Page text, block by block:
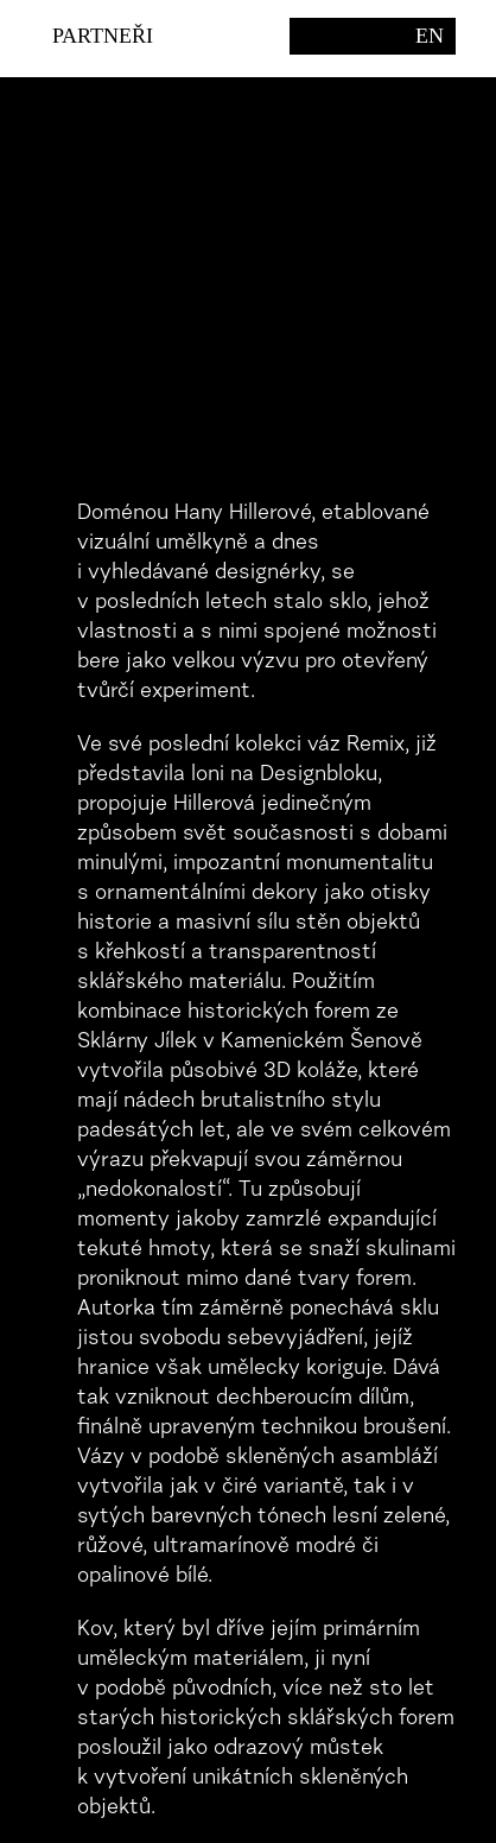
PARTNEŘI
EN
Doménou Hany Hillerové, etablované
vizuální umělkyně a dnes
i vyhledávané designérky, se
v posledních letech stalo sklo, jehož
vlastnosti a s nimi spojené možnosti
bere jako velkou výzvu pro otevřený
tvůrčí experiment.
Ve své poslední kolekci váz Remix, již
představila loni na Designbloku,
propojuje Hillerová jedinečným
způsobem svět současnosti s dobami
minulými, impozantní monumentalitu
s ornamentálními dekory jako otisky
historie a masivní sílu stěn objektů
s křehkostí a transparentností
sklářského materiálu. Použitím
kombinace historických forem ze
Sklárny Jílek v Kamenickém Šenově
vytvořila působivé 3D koláže, které
mají nádech brutalistního stylu
padesátých let, ale ve svém celkovém
výrazu překvapují svou záměrnou
„nedokonalostí“. Tu způsobují
momenty jakoby zamrzlé expandující
tekuté hmoty, která se snaží skulinami
proniknout mimo dané tvary forem.
Autorka tím záměrně ponechává sklu
jistou svobodu sebevyjádření, jejíž
hranice však umělecky koriguje. Dává
tak vzniknout dechberoucím dílům,
finálně upraveným technikou broušení.
Vázy v podobě skleněných asambláží
vytvořila jak v čiré variantě, tak i v
sytých barevných tónech lesní zelené,
růžové, ultramarínově modré či
opalinové bílé.
Kov, který byl dříve jejím primárním
uměleckým materiálem, ji nyní
v podobě původních, více než sto let
starých historických sklářských forem
posloužil jako odrazový můstek
k vytvoření unikátních skleněných
objektů.